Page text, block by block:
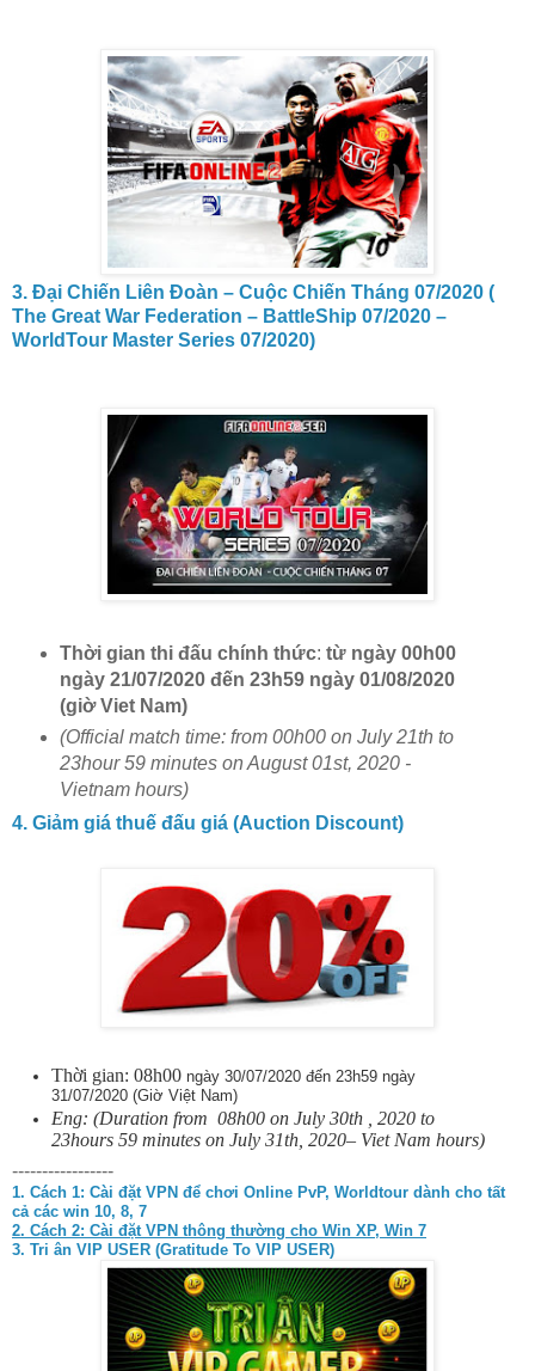
3. Đại Chiến Liên Đoàn – Cuộc Chiến Tháng 07/2020 (
The Great War Federation – BattleShip 07/2020 –
WorldTour Master Series 07/2020)
Thời gian thi đấu chính thức: từ ngày 00h00
ngày 21/07/2020 đến 23h59 ngày 01/08/2020
(giờ Viet Nam)
(Official match time: from00h00 on July 21th to
23hour 59 minutes on August 01st, 2020 -
Vietnam hours)
4. Giảm giá thuế đấu giá (Auction Discount)
Thời gian: 08h00ngày 30/07/2020 đến 23h59 ngày
31/07/2020 (Giờ Việt Nam)
Eng: (Duration from 08h00 on July 30th , 2020 to
23hours 59 minutes on July 31th, 2020– Viet Nam hours)
-----------------
1. Cách 1: Cài đặt VPN để chơi Online PvP, Worldtour dành cho tất
cả các win 10, 8, 7
2. Cách 2: Cài đặt VPN thông thường cho Win XP, Win 7
3. Tri ân VIP USER (Gratitude To VIP USER)